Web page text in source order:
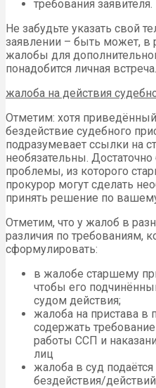
требования заявителя.
Не забудьте указать свой
заявлении – быть может, в
жалобы для
понадобится личная встреча.
жалоба на действия
Отметим: хотя
бездействие судебного
подразумевает ссылки на
необязательны.
проблемы, из которого
прокурор могут сделать
принять решение по
Отметим, что у жалоб в
различия по требованиям,
сформулировать:
в жалобе старшему
чтобы его
судом действия;
жалоба на пристава в
содержать
работы ССП и
лиц
жалоба в суд
бездействия/